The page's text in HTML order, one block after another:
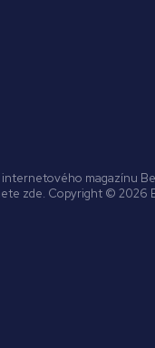
internetového magazínu
zde. Copyright © 2026